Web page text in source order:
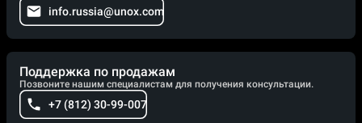
info.russia@unox.com
Поддержка по продажам
Позвоните нашим специалистам для получения консультации.
+7 (812) 30-99-007